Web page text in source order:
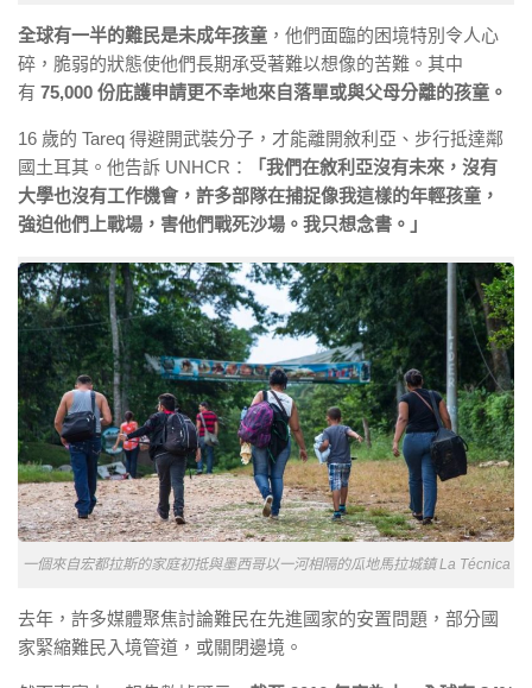
全球有一半的難民是未成年孩童 ，他們面臨的困境特別令人心
碎，脆弱的狀態使他們長期承受著難以想像的苦難。其中
有 75,000 份庇護申請更不幸地來自落單或與父母分離的孩童。
16 歲的 Tareq 得避開武裝分子，才能離開敘利亞、步行抵達鄰
國土耳其。他告訴 UNHCR：
「我們在敘利亞沒有未來，沒有
大學也沒有工作機會，許多部隊在捕捉像我這樣的年輕孩童，
強迫他們上戰場，害他們戰死沙場。我只想念書。」
一個來自宏都拉斯的家庭初抵與墨西哥以一河相隔的瓜地馬拉城鎮 La Técnica
去年，許多媒體聚焦討論難民在先進國家的安置問題，部分國
家緊縮難民入境管道，或關閉邊境。